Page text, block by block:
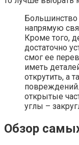
Большинство
напрямую
Кроме того,
достаточно
смог ее
иметь
открутить, а
открытые
углы –
Обзор